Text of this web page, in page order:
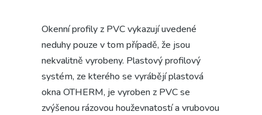
Okenní profily z PVC vykazují uvedené
neduhy pouze v tom případě, že jsou
nekvalitně vyrobeny. Plastový profilový
systém, ze kterého se vyrábějí plastová
okna OTHERM, je vyroben z PVC se
zvýšenou rázovou houževnatostí a vrubovou